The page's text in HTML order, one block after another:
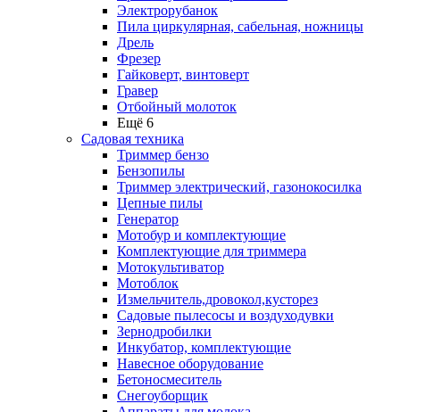
Электрорубанок
Пила циркулярная, сабельная, ножницы
Дрель
Фрезер
Гайковерт, винтоверт
Гравер
Отбойный молоток
Ещё 6
Садовая техника
Триммер бензо
Бензопилы
Триммер электрический, газонокосилка
Цепные пилы
Генератор
Мотобур и комплектующие
Комплектующие для триммера
Мотокультиватор
Мотоблок
Измельчитель,дровокол,кусторез
Садовые пылесосы и воздуходувки
Зернодробилки
Инкубатор, комплектующие
Навесное оборудование
Бетоносмеситель
Снегоуборщик